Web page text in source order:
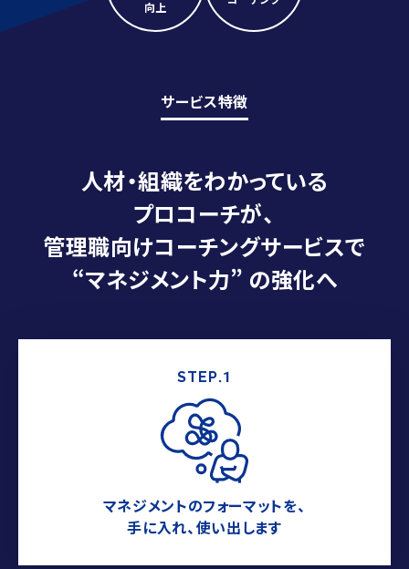
特定商取引法に基づく表記
向上
サービス特徴
人材・組織をわかっている
プロコーチが、
管理職向けコーチングサービスで
“マネジメント力” の強化へ
STEP.1
マネジメントのフォーマットを、
手に入れ、使い出します